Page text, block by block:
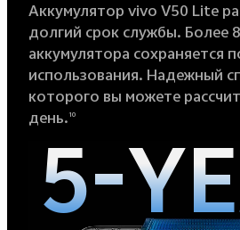
Аккумулятор vivo V50 Lite
долгий срок службы. Более
аккумулятора сохраняется
использования. Надежный
которого вы можете
день. 10
5-